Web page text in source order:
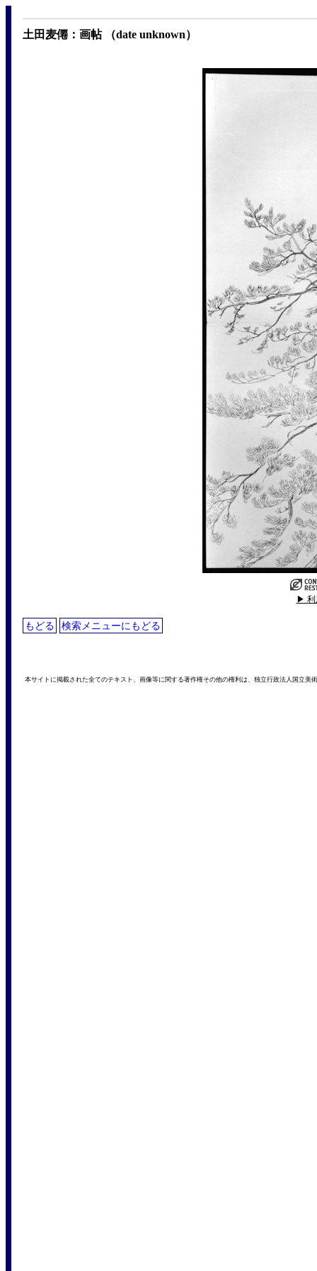
土田麦僊：画帖 （date unknown）
▶ 利
もどる 検索メニューにもどる
本サイトに掲載された全てのテキスト、画像等に関する著作権その他の権利は、独立行政法人国立